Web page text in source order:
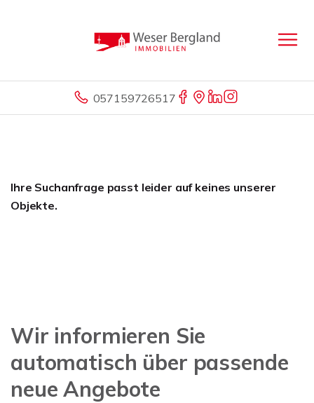
057159726517
Ihre Suchanfrage passt leider auf keines unserer
Objekte.
Wir informieren Sie
automatisch über passende
neue Angebote